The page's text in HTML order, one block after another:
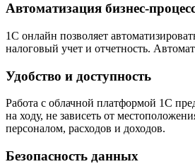
Автоматизация бизнес-
1С онлайн позволяет
налоговый учет и отчетность.
Удобство и доступность
Работа с облачной платформой 1С
на ходу, не зависеть от
персоналом, расходов и доходов.
Безопасность данных